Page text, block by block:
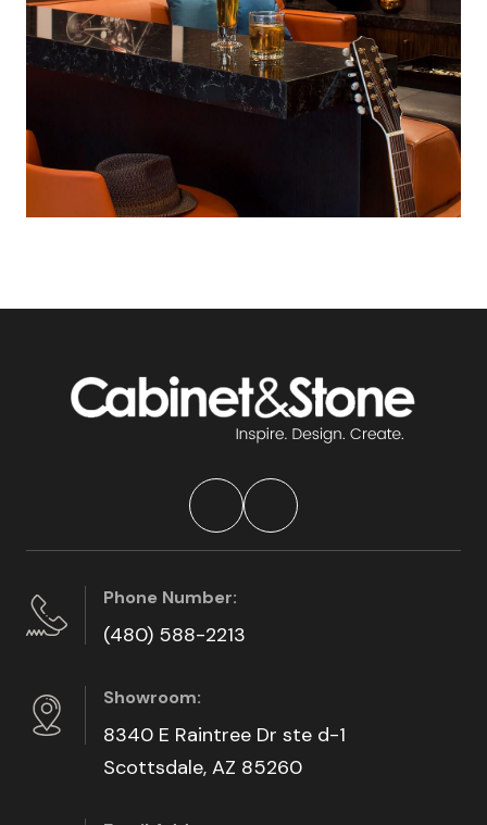
Phone Number:
(480) 588-2213
Showroom:
8340 E Raintree Dr ste d-1
Scottsdale, AZ 85260